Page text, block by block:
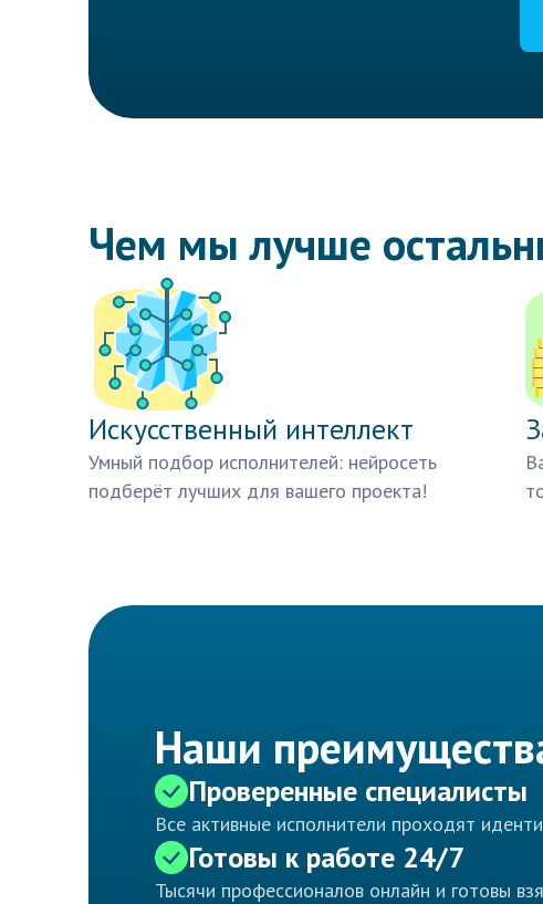
Чем мы лучше
Искусственный интеллект
Умный подбор исполнителей: нейросеть
подберёт лучших для вашего проекта!
Наши
Проверенные специалисты
Все активные исполнители проходят
Готовы к работе 24/7
Тысячи профессионалов онлайн и готовы